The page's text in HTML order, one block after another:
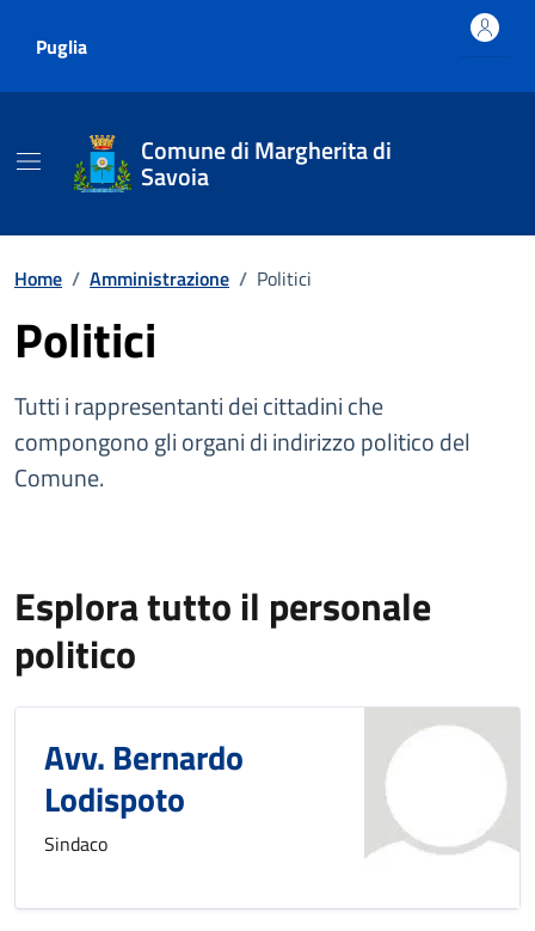
Puglia
Comune di Margherita di
Savoia
Home / Amministrazione / Politici
Politici
Tutti i rappresentanti dei cittadini che
compongono gli organi di indirizzo politico del
Comune.
Esplora tutto il personale
politico
Avv. Bernardo
Lodispoto
Sindaco